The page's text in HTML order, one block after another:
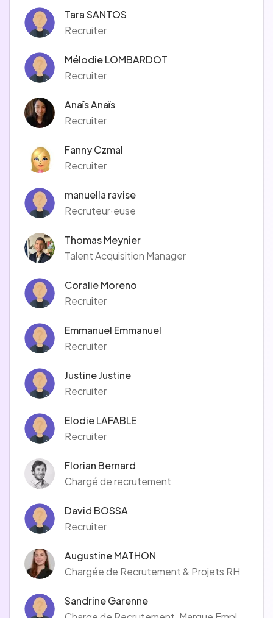
Tara SANTOS
Recruiter
Mélodie LOMBARDOT
Recruiter
Anaïs Anaïs
Recruiter
Fanny Czmal
Recruiter
manuella ravise
Recruteur·euse
Thomas Meynier
Talent Acquisition Manager
Coralie Moreno
Recruiter
Emmanuel Emmanuel
Recruiter
Justine Justine
Recruiter
Elodie LAFABLE
Recruiter
Florian Bernard
Chargé de recrutement
David BOSSA
Recruiter
Augustine MATHON
Chargée de Recrutement & Projets RH
Sandrine Garenne